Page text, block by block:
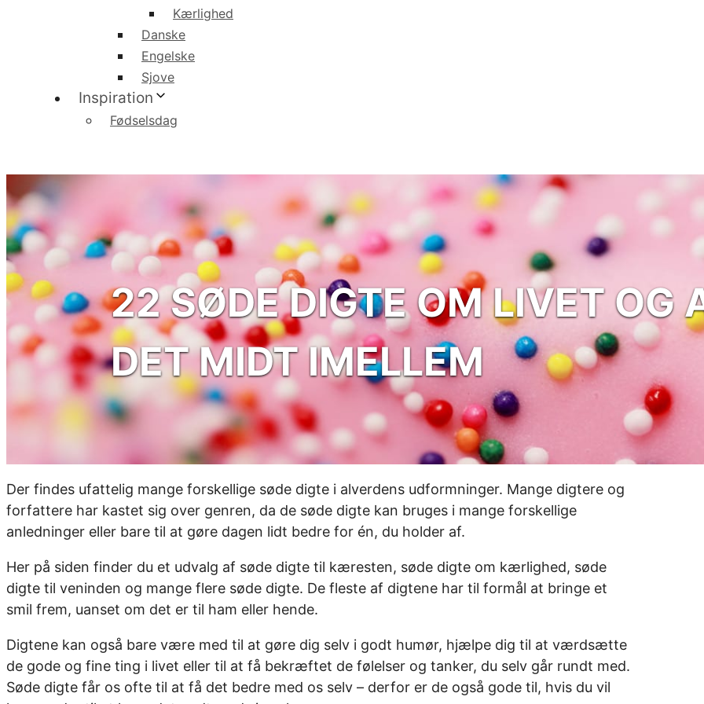
Kærlighed
Danske
Engelske
Sjove
Inspiration
Fødselsdag
22 SØDE DIGTE OM LIVET OG
DET MIDT IMELLEM
Der findes ufattelig mange forskellige søde digte i alverdens udformninger. Mange digtere og
forfattere har kastet sig over genren, da de søde digte kan bruges i mange forskellige
anledninger eller bare til at gøre dagen lidt bedre for én, du holder af.
Her på siden finder du et udvalg af søde digte til kæresten, søde digte om kærlighed, søde
digte til veninden og mange flere søde digte. De fleste af digtene har til formål at bringe et
smil frem, uanset om det er til ham eller hende.
Digtene kan også bare være med til at gøre dig selv i godt humør, hjælpe dig til at værdsætte
de gode og fine ting i livet eller til at få bekræftet de følelser og tanker, du selv går rundt med.
Søde digte får os ofte til at få det bedre med os selv – derfor er de også gode til, hvis du vil